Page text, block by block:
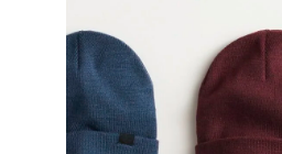
ona özel - erkek
ona özel - kadın